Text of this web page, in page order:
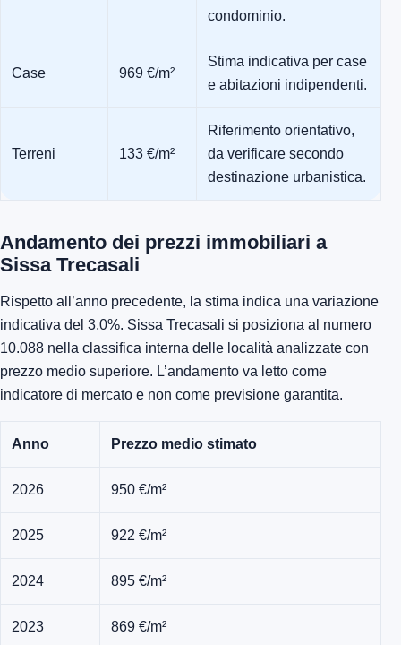
condominio.
Case 969 €/m²
Stima indicativa per case
e abitazioni indipendenti.
Terreni 133 €/m²
Riferimento orientativo,
da verificare secondo
destinazione urbanistica.
Andamento dei prezzi immobiliari a
Sissa Trecasali
Rispetto all’anno precedente, la stima indica una variazione
indicativa del 3,0%. Sissa Trecasali si posiziona al numero
10.088 nella classifica interna delle località analizzate con
prezzo medio superiore. L’andamento va letto come
indicatore di mercato e non come previsione garantita.
Anno Prezzo medio stimato
2026 950 €/m²
2025 922 €/m²
2024 895 €/m²
2023 869 €/m²